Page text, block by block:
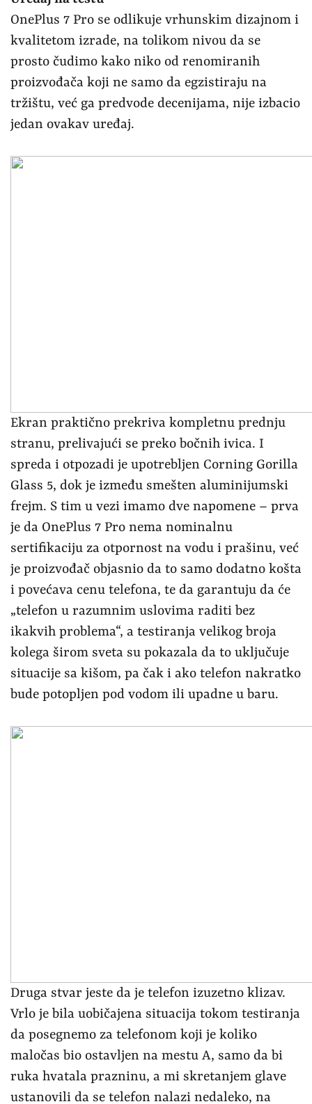
OnePlus 7 Pro se odlikuje vrhunskim dizajnom i
kvalitetom izrade, na tolikom nivou da se
prosto čudimo kako niko od renomiranih
proizvođača koji ne samo da egzistiraju na
tržištu, već ga predvode decenijama, nije izbacio
jedan ovakav uređaj.
Ekran praktično prekriva kompletnu prednju
stranu, prelivajući se preko bočnih ivica. I
spreda i otpozadi je upotrebljen Corning Gorilla
Glass 5, dok je između smešten aluminijumski
frejm. S tim u vezi imamo dve napomene – prva
je da OnePlus 7 Pro nema nominalnu
sertifikaciju za otpornost na vodu i prašinu, već
je proizvođač objasnio da to samo dodatno košta
i povećava cenu telefona, te da garantuju da će
„telefon u razumnim uslovima raditi bez
ikakvih problema“, a testiranja velikog broja
kolega širom sveta su pokazala da to uključuje
situacije sa kišom, pa čak i ako telefon nakratko
bude potopljen pod vodom ili upadne u baru.
Druga stvar jeste da je telefon izuzetno klizav.
Vrlo je bila uobičajena situacija tokom testiranja
da posegnemo za telefonom koji je koliko
maločas bio ostavljen na mestu A, samo da bi
ruka hvatala prazninu, a mi skretanjem glave
ustanovili da se telefon nalazi nedaleko, na